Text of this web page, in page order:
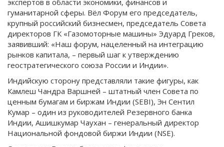
экспертов в области экономики, финансов и
гуманитарной сферы. Вёл Форум его председатель,
крупный российский бизнесмен, председатель Совета
директоров ГК «Газомоторные машины» Эдуард Греков,
заявивший: «Наш форум, нацеленный на интеграцию
рынков капитала, – первый шаг к утверждению
геостратегического союза России и Индии».
Индийскую сторону представляли такие фигуры, как
Камлеш Чандра Варшней – штатный член Совета по
ценным бумагам и биржам Индии (SEBI), Эн Сентил
Кумар – один из руководителей Резервного банка
Индии, Ашишкумар Чаухан – генеральный директор
Национальной фондовой биржи Индии (NSE).